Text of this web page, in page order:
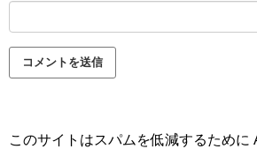
このサイトはスパムを低減するために